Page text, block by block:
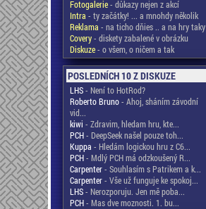
Fotogalerie- důkazy nejen z akcí
Intra - ty začátky! ... a mnohdy několik
Reklama - na ticho dňies .. a na hry taky
Covery- diskety zabalené v obrázku
Diskuze- o všem, o ničem a tak
POSLEDNÍCH 10 Z DISKUZE
LHS- Není to HotRod?
Roberto Bruno- Ahoj, sháním závodní
vid...
kiwi - Zdravim, hledam hru, kte...
PCH- DeepSeek našel pouze toh...
Kuppa - Hledám logickou hru z C6...
PCH- Mdlý PCH má odzkoušený R...
Carpenter- Souhlasím s Patrikem a k...
Carpenter- Vše už funguje ke spokoj...
LHS- Nerozporuju. Jen mě poba...
PCH- Mas dve moznosti. 1. bu...